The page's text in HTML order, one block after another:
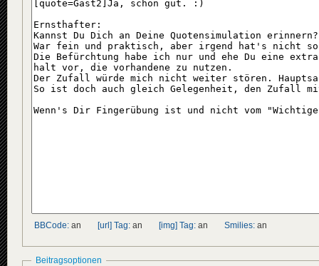
BBCode: an [url] Tag: an [img] Tag: an Smilies: an
Beitragsoptionen